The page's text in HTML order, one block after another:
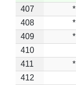
407
*
408
*
409
*
410
411
*
412